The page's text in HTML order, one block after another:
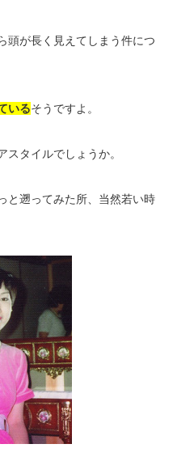
頭が長く見えてしまう件につ
いるそうですよ。
タイルでしょうか。
と遡ってみた所、当然若い時